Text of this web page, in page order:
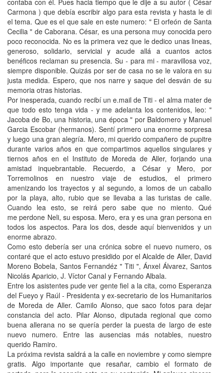
Carmona ) que debía escribir algo para esta revista y hasta le di
el tema. Que es el que sale en este numero: " El orfeón de Santa
Cecilia " de Caborana. César, es una persona muy conocida pero
poco reconocida. No es la primera vez que le dedico unas lineas,
generoso, solidario, servicial y acude allá a cuantos actos
benéficos reclaman su presencia. Su - para mi - maravillosa voz,
siempre disponible. Quizás por ser de casa no se le valora en su
justa medida. Espero, que nos narre y saque del desván de su
memoria otras historias.
Por inesperada, cuando recibí un e.mail de Titi - el alma mater de
que todo esto tenga vida - y me adelanta los contenidos, leo: "
Jacoba de Bo, una historia, una época " por Baldomero y Manuel
Garcia Escobar (hermanos). Sentí primero una enorme sorpresa
y luego una gran alegría. Mero, mi querido compañero de pupitre
durante varios años en que compartimos aquellos singulares y
tiernos años en el Instituto de Moreda de Aller, forjando una
amistad inquebrantable. Recuerdo, a César y Mero, por
Torremolinos en nuestro viaje de estudios, el primero
amenizando los trayectos y al segundo, a lomos de un caballo
por la playa, alto, rubio que se llevaba a las turistas de calle.
Cuando lea esto, se reirá pero sabe que no miento. Qué
me perdone Neli, su esposa. Mero, era y es una gran persona en
todos los aspectos. Para los dos, desde aquí bienvenidos y un
enorme abrazo.
Como esto debería ser una crónica sobre el nuevo numero, os
contaré que el acto estuvo presidido por el Alcalde de Aller, David
Moreno Bobela, Santos Fernandéz " Titi ", Ánxel Álvarez, Santos
Nicolás Aparicio, J. Víctor Canal y Fernando Albala.
Entre los asistentes pude ver gente fiel a la cita, como Esperanza
del Fueyo y Raúl - Presidenta y ex-secretario de los Humanitarios
de Moreda de Aller. Camilo Alonso, que saco fotos para dejar
constancia del acto. Pilar Alonso, diputada regional que como
buena allerana no se quería perder la puesta de largo de este
nuevo numero. Entre las ausencias más notables, nuestro
querido Ramiro.
La próxima revista saldrá a la calle en noviembre y como siempre
gratis. Algo importante que resañar, cambio el formato de